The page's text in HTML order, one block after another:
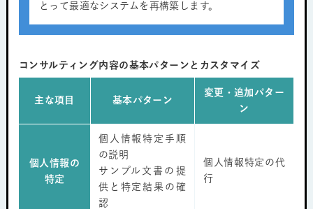
とって最適なシステムを再構築します。
コンサルティング内容の基本パターンとカスタマイズ
主な項目 基本パターン
変更・追加パター
ン
個人情報の
特定
個人情報特定手順
の説明
サンプル文書の提
供と特定結果の確
認
個人情報特定の代
行